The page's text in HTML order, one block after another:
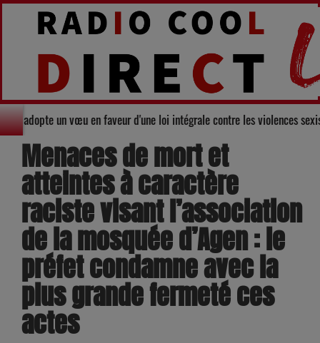
départemental du Gers adopte un vœu en faveur d'une loi intégrale
Menaces de mort et
atteintes à caractère
raciste visant l’association
de la mosquée d’Agen : le
préfet condamne avec la
plus grande fermeté ces
actes